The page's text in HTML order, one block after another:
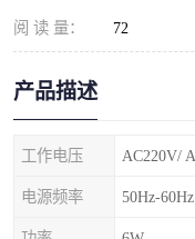
阅 读 量： 72
产品描述
工作电压
电源频率 50Hz-60Hz